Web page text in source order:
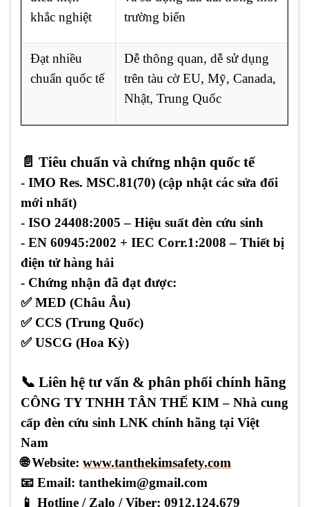
khắc nghiệt
trường biển
Đạt nhiều
chuẩn quốc tế
Dễ thông quan, dễ sử dụng
trên tàu cờ EU, Mỹ, Canada,
Nhật, Trung Quốc
📄 Tiêu chuẩn và chứng nhận quốc tế
- IMO Res. MSC.81(70) (cập nhật các sửa đổi
mới nhất)
- ISO 24408:2005 – Hiệu suất đèn cứu sinh
- EN 60945:2002 + IEC Corr.1:2008 – Thiết bị
điện tử hàng hải
- Chứng nhận đã đạt được:
✅ MED (Châu Âu)
✅ CCS (Trung Quốc)
✅USCG (Hoa Kỳ)
📞 Liên hệ tư vấn & phân phối chính hãng
CÔNG TY TNHH TÂN THẾ KIM– Nhà cung
cấp đèn cứu sinh LNK chính hãng tại Việt
Nam
🌐 Website: www.tanthekimsafety.com
📧 Email: tanthekim@gmail.com
📱 Hotline / Zalo / Viber: 0912.124.679